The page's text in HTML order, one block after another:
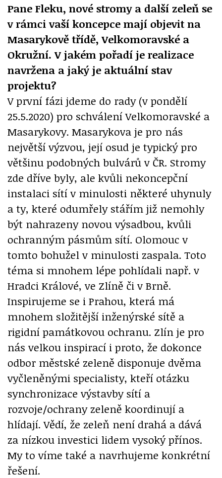
Pane Fleku, nové stromy a další zeleň se
v rámci vaší koncepce mají objevit na
Masarykově třídě, Velkomoravské a
Okružní. V jakém pořadí je realizace
navržena a jaký je aktuální stav
projektu?
V první fázi jdeme do rady (v pondělí
25.5.2020) pro schválení Velkomoravské a
Masarykovy. Masarykova je pro nás
největší výzvou, její osud je typický pro
většinu podobných bulvárů v ČR. Stromy
zde dříve byly, ale kvůli nekoncepční
instalaci sítí v minulosti některé uhynuly
a ty, které odumřely stářím již nemohly
být nahrazeny novou výsadbou, kvůli
ochranným pásmům sítí. Olomouc v
tomto bohužel v minulosti zaspala. Toto
téma si mnohem lépe pohlídali např. v
Hradci Králové, ve Zlíně či v Brně.
Inspirujeme se i Prahou, která má
mnohem složitější inženýrské sítě a
rigidní památkovou ochranu. Zlín je pro
nás velkou inspirací i proto, že dokonce
odbor městské zeleně disponuje dvěma
vyčleněnými specialisty, kteří otázku
synchronizace výstavby sítí a
rozvoje/ochrany zeleně koordinují a
hlídají. Vědí, že zeleň není drahá a dává
za nízkou investici lidem vysoký přínos.
My to víme také a navrhujeme konkrétní
řešení.